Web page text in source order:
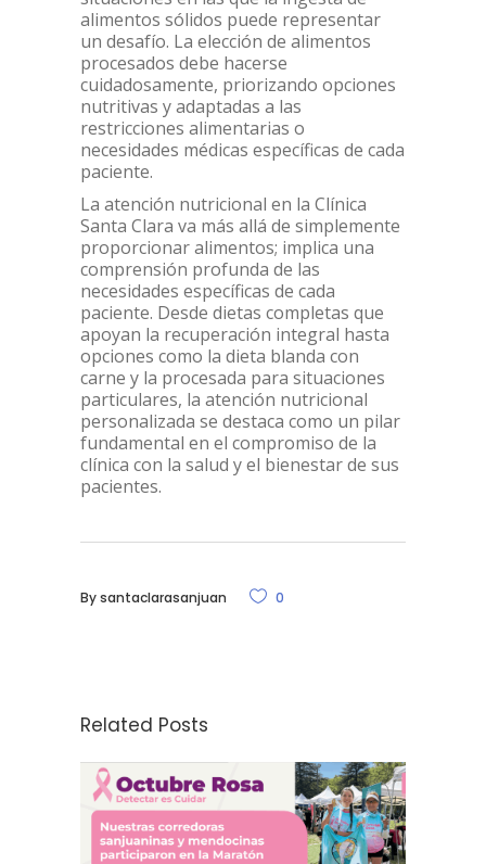
alimentos sólidos puede representar
un desafío. La elección de alimentos
procesados debe hacerse
cuidadosamente, priorizando opciones
nutritivas y adaptadas a las
restricciones alimentarias o
necesidades médicas específicas de cada
paciente.
La atención nutricional en la Clínica
Santa Clara va más allá de simplemente
proporcionar alimentos; implica una
comprensión profunda de las
necesidades específicas de cada
paciente. Desde dietas completas que
apoyan la recuperación integral hasta
opciones como la dieta blanda con
carne y la procesada para situaciones
particulares, la atención nutricional
personalizada se destaca como un pilar
fundamental en el compromiso de la
clínica con la salud y el bienestar de sus
pacientes.
Bysantaclarasanjuan 0
Related Posts